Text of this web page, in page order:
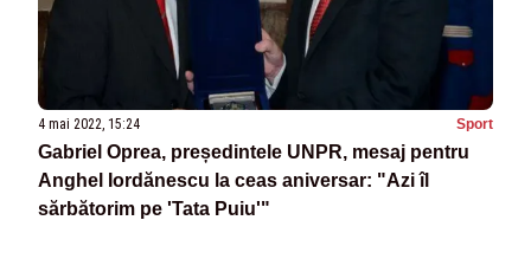
4 mai 2022, 15:24 Sport
Gabriel Oprea, președintele UNPR, mesaj pentru
Anghel Iordănescu la ceas aniversar: "Azi îl
sărbătorim pe 'Tata Puiu'"